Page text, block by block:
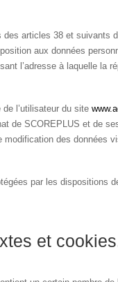
articles 38 et suivants
aux données
l’adresse à laquelle la
de l’utilisateur du site
de SCOREPLUS et de
modification des données
par les dispositions
et